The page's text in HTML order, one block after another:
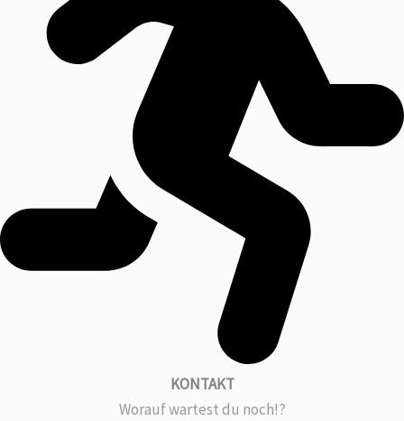
KONTAKT
Worauf wartest du noch!?